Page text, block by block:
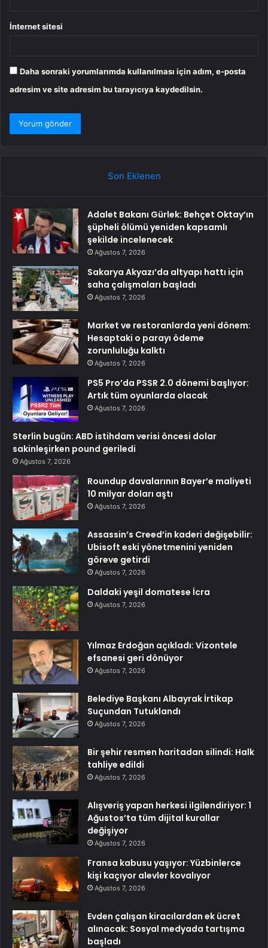
İnternet sitesi
Daha sonraki yorumlarımda kullanılması için adım, e-posta
adresim ve site adresim bu tarayıcıya kaydedilsin.
Son Eklenen
Adalet Bakanı Gürlek: Behçet Oktay’ın
şüpheli ölümü yeniden kapsamlı
şekilde incelenecek
Ağustos 7, 2026
Sakarya Akyazı’da altyapı hattı için
saha çalışmaları başladı
Ağustos 7, 2026
Market ve restoranlarda yeni dönem:
Hesaptaki o parayı ödeme
zorunluluğu kalktı
Ağustos 7, 2026
PS5 Pro’da PSSR 2.0 dönemi başlıyor:
Artık tüm oyunlarda olacak
Ağustos 7, 2026
Sterlin bugün: ABD istihdam verisi öncesi dolar
sakinleşirken pound geriledi
Ağustos 7, 2026
Roundup davalarının Bayer’e maliyeti
10 milyar doları aştı
Ağustos 7, 2026
Assassin’s Creed’in kaderi değişebilir:
Ubisoft eski yönetmenini yeniden
göreve getirdi
Ağustos 7, 2026
Daldaki yeşil domatese İcra
Ağustos 7, 2026
Yılmaz Erdoğan açıkladı: Vizontele
efsanesi geri dönüyor
Ağustos 7, 2026
Belediye Başkanı Albayrak İrtikap
Suçundan Tutuklandı
Ağustos 7, 2026
Bir şehir resmen haritadan silindi: Halk
tahliye edildi
Ağustos 7, 2026
Alışveriş yapan herkesi ilgilendiriyor: 1
Ağustos’ta tüm dijital kurallar
değişiyor
Ağustos 7, 2026
Fransa kabusu yaşıyor: Yüzbinlerce
kişi kaçıyor alevler kovalıyor
Ağustos 7, 2026
Evden çalışan kiracılardan ek ücret
alınacak: Sosyal medyada tartışma
başladı